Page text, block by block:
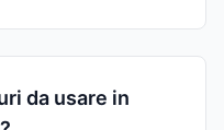
da usare in